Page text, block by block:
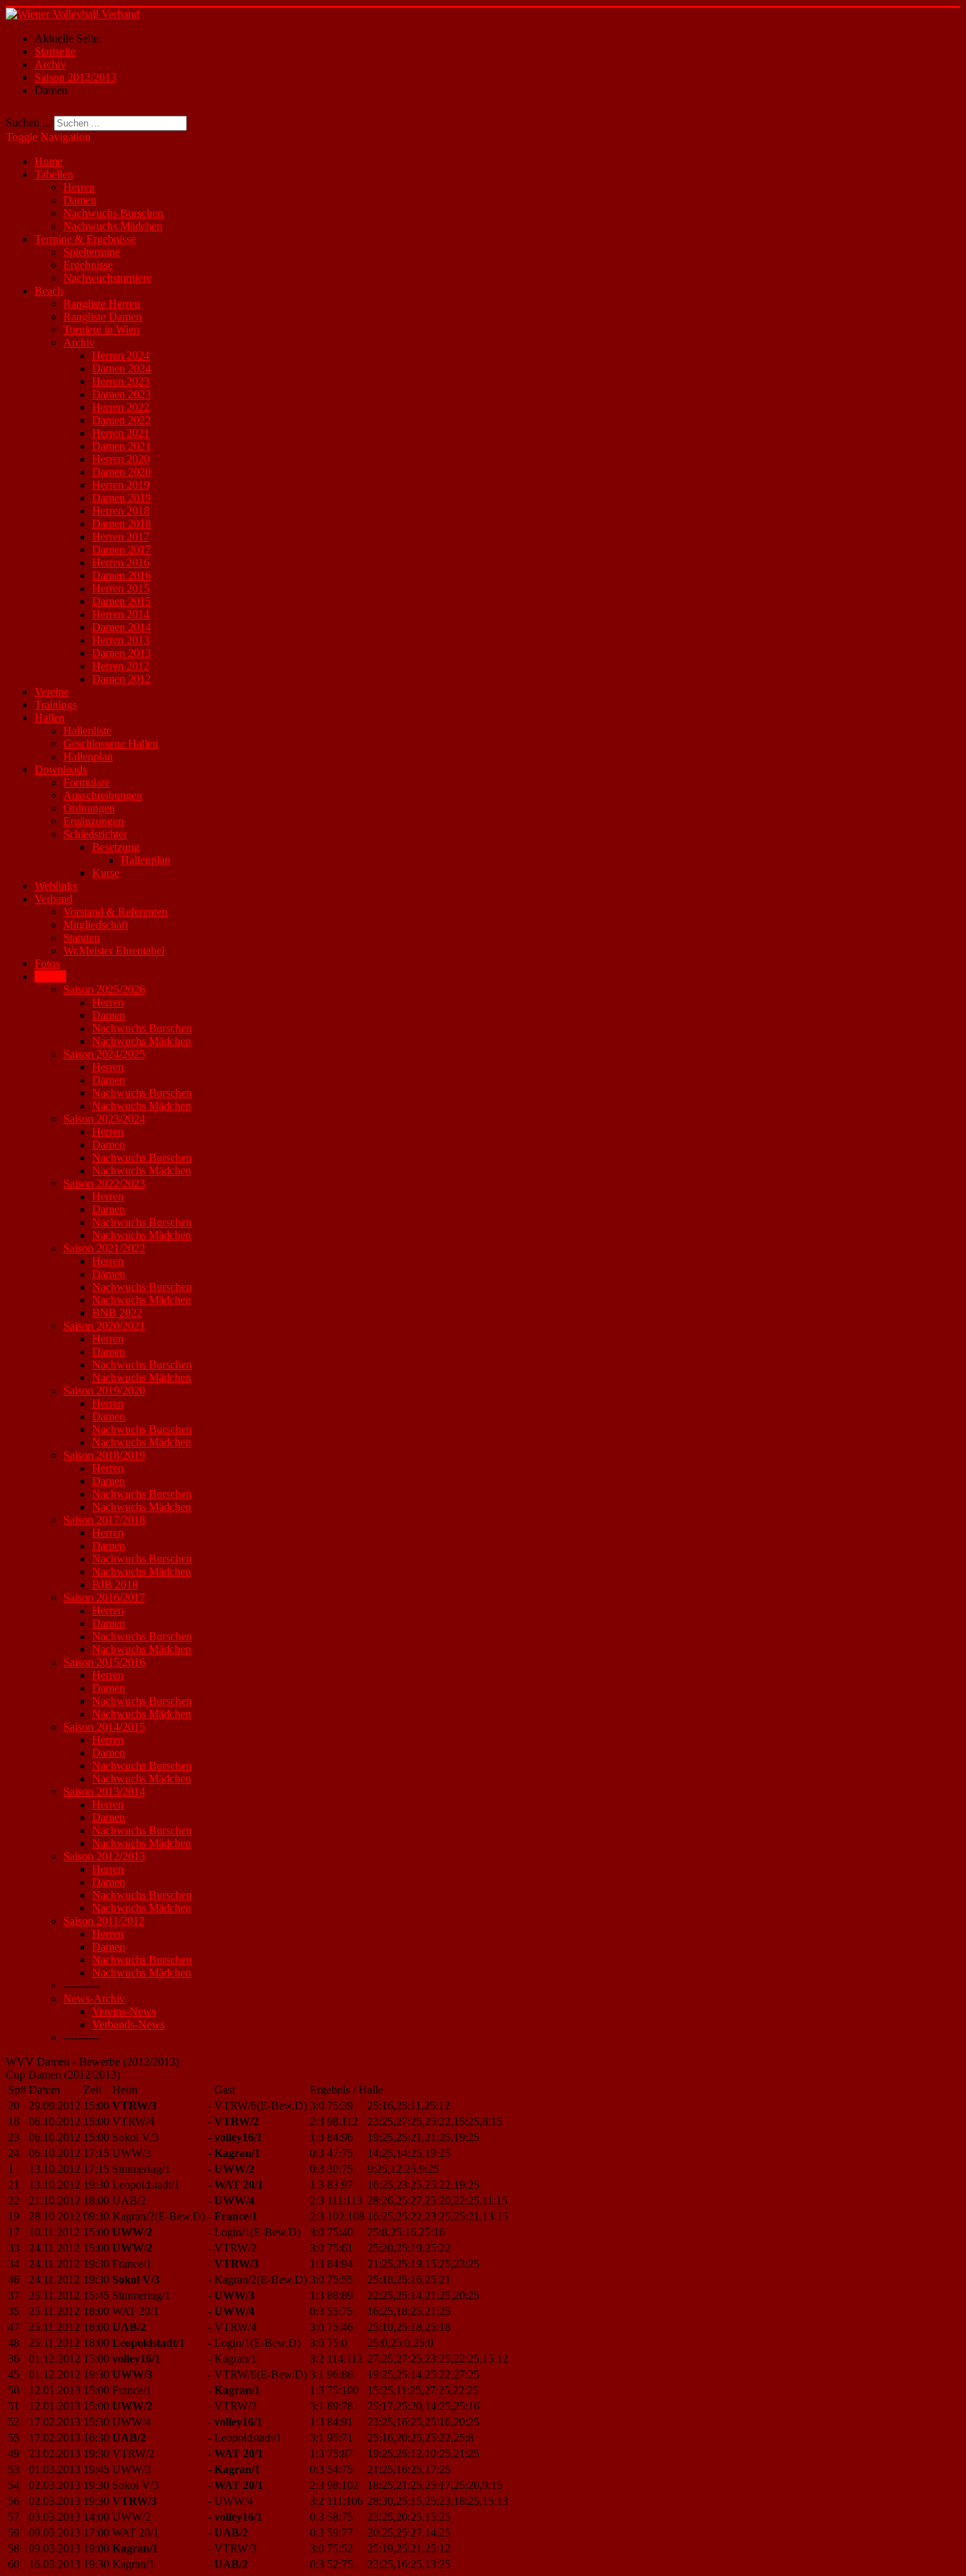
Aktuelle Seite:
Startseite
Archiv
Saison 2012/2013
Damen
Suchen ...
Toggle Navigation
Home
Tabellen
Herren
Damen
Nachwuchs Burschen
Nachwuchs Mädchen
Termine & Ergebnisse
Spieltermine
Ergebnisse
Nachwuchsturniere
Beach
Rangliste Herren
Rangliste Damen
Turniere in Wien
Archiv
Herren 2024
Damen 2024
Herren 2023
Damen 2023
Herren 2022
Damen 2022
Herren 2021
Damen 2021
Herren 2020
Damen 2020
Herren 2019
Damen 2019
Herren 2018
Damen 2018
Herren 2017
Damen 2017
Herren 2016
Damen 2016
Herren 2015
Damen 2015
Herren 2014
Damen 2014
Herren 2013
Damen 2013
Herren 2012
Damen 2012
Vereine
Trainings
Hallen
Hallenliste
Geschlossene Hallen
Hallenplan
Downloads
Formulare
Ausschreibungen
Ordnungen
Ergänzungen
Schiedsrichter
Besetzung
Hallenplan
Kurse
Weblinks
Verband
Vorstand & Referenten
Mitgliedschaft
Statuten
Wr.Meister Ehrentabel
Fotos
Saison 2025/2026
Herren
Damen
Nachwuchs Burschen
Nachwuchs Mädchen
Saison 2024/2025
Herren
Damen
Nachwuchs Burschen
Nachwuchs Mädchen
Saison 2023/2024
Herren
Damen
Nachwuchs Burschen
Nachwuchs Mädchen
Saison 2022/2023
Herren
Damen
Nachwuchs Burschen
Nachwuchs Mädchen
Saison 2021/2022
Herren
Damen
Nachwuchs Burschen
Nachwuchs Mädchen
BNB 2022
Saison 2020/2021
Herren
Damen
Nachwuchs Burschen
Nachwuchs Mädchen
Saison 2019/2020
Herren
Damen
Nachwuchs Burschen
Nachwuchs Mädchen
Saison 2018/2019
Herren
Damen
Nachwuchs Burschen
Nachwuchs Mädchen
Saison 2017/2018
Herren
Damen
Nachwuchs Burschen
Nachwuchs Mädchen
BJB 2018
Saison 2016/2017
Herren
Damen
Nachwuchs Burschen
Nachwuchs Mädchen
Saison 2015/2016
Herren
Damen
Nachwuchs Burschen
Nachwuchs Mädchen
Saison 2014/2015
Herren
Damen
Nachwuchs Burschen
Nachwuchs Mädchen
Saison 2013/2014
Herren
Damen
Nachwuchs Burschen
Nachwuchs Mädchen
Saison 2012/2013
Herren
Damen
Nachwuchs Burschen
Nachwuchs Mädchen
Saison 2011/2012
Herren
Damen
Nachwuchs Burschen
Nachwuchs Mädchen
----------
News-Archiv
Vereins-News
Verbands-News
----------
WVV Damen - Bewerbe (2012/2013)
Cup Damen (2012/2013)
Sp# Datum Zeit Heim Gast
Ergebnis / Halle
20
29.09.2012 15:00 VTRW/3 - VTRW/6(E-Bew.D) 3:0 75:39
25:16,25:11,25:12
18
06.10.2012 15:00 VTRW/4 - VTRW/2 2:3 98:112
23:25,27:25,25:22,15:25,8:15
23
06.10.2012 15:00 Sokol V/3 - volley16/1 1:3 84:96
19:25,25:21,21:25,19:25
24
06.10.2012 17:15 UWW/3 - Kagran/1 0:3 47:75
14:25,14:25,19:25
1
13.10.2012 17:15 Simmering/1 - UWW/2 0:3 30:75
9:25,12:25,9:25
21
13.10.2012 19:30 Leopoldstadt/1 - WAT 20/1 1:3 83:97
16:25,23:25,25:22,19:25
22
21.10.2012 18:00 UAB/2 - UWW/4 2:3 111:113 28:26,25:27,25:20,22:25,11:15
19
28.10.2012 09:30 Kagran/2(E-Bew.D) - France/1 2:3 102:108 16:25,25:22,23:25,25:21,13:15
17
10.11.2012 15:00 UWW/2 - Login/1(E-Bew.D) 3:0 75:40
25:8,25:16,25:16
33
24.11.2012 15:00 UWW/2 - VTRW/2 3:0 75:61
25:20,25:19,25:22
34
24.11.2012 19:30 France/1 - VTRW/3 1:3 84:94
21:25,25:19,15:25,23:25
46
24.11.2012 19:30 Sokol V/3 - Kagran/2(E-Bew.D) 3:0 75:55
25:18,25:16,25:21
37
25.11.2012 15:45 Simmering/1 - UWW/3 1:3 88:89
22:25,25:14,21:25,20:25
35
25.11.2012 18:00 WAT 20/1 - UWW/4 0:3 55:75
16:25,18:25,21:25
47
25.11.2012 18:00 UAB/2 - VTRW/4 3:0 75:46
25:10,25:18,25:18
48
25.11.2012 18:00 Leopoldstadt/1 - Login/1(E-Bew.D) 3:0 75:0
25:0,25:0,25:0
36
01.12.2012 15:00 volley16/1 - Kagran/1 3:2 114:112 27:25,27:25,23:25,22:25,15:12
45
01.12.2012 19:30 UWW/3 - VTRW/6(E-Bew.D) 3:1 96:86
19:25,25:14,25:22,27:25
50
12.01.2013 15:00 France/1 - Kagran/1 1:3 75:100
15:25,11:25,27:25,22:25
51
12.01.2013 15:00 UWW/2 - VTRW/3 3:1 89:78
25:17,25:20,14:25,25:16
52
17.02.2013 15:30 UWW/4 - volley16/1 1:3 84:91
23:25,16:25,25:16,20:25
55
17.02.2013 16:30 UAB/2 - Leopoldstadt/1 3:1 95:71
25:16,20:25,25:22,25:8
49
23.02.2013 19:30 VTRW/2 - WAT 20/1 1:3 75:87
19:25,25:12,10:25,21:25
53
01.03.2013 19:45 UWW/3 - Kagran/1 0:3 54:75
21:25,16:25,17:25
54
02.03.2013 19:30 Sokol V/3 - WAT 20/1 2:3 98:102
18:25,21:25,25:17,25:20,9:15
56
02.03.2013 19:30 VTRW/3 - UWW/4 3:2 111:106 28:30,25:15,25:23,18:25,15:13
57
03.03.2013 14:00 UWW/2 - volley16/1 0:3 58:75
23:25,20:25,15:25
59
09.03.2013 17:00 WAT 20/1 - UAB/2 0:3 59:77
20:25,25:27,14:25
58
09.03.2013 19:00 Kagran/1 - VTRW/3 3:0 75:52
25:19,25:21,25:12
60
16.03.2013 19:30 Kagran/1 - UAB/2 0:3 52:75
23:25,16:25,13:25